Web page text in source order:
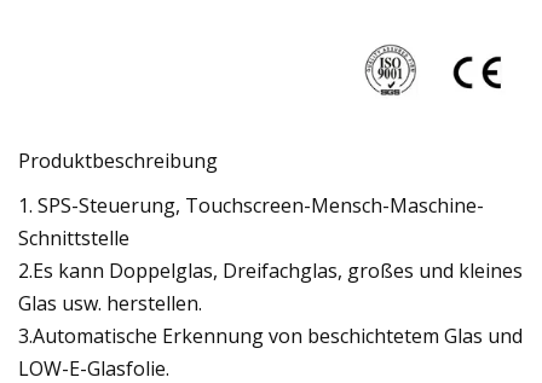
Produktbeschreibung
1. SPS-Steuerung, Touchscreen-Mensch-Maschine-
Schnittstelle
2.Es kann Doppelglas, Dreifachglas, großes und kleines
Glas usw. herstellen.
3.Automatische Erkennung von beschichtetem Glas und
LOW-E-Glasfolie.